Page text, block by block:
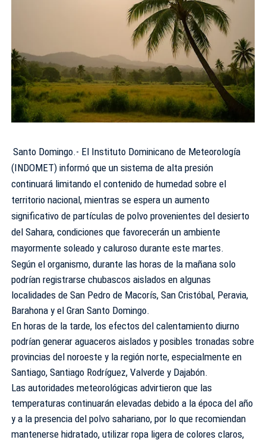
Santo Domingo.- El Instituto Dominicano de Meteorología
(INDOMET) informó que un sistema de alta presión
continuará limitando el contenido de humedad sobre el
territorio nacional, mientras se espera un aumento
significativo de partículas de polvo provenientes del desierto
del Sahara, condiciones que favorecerán un ambiente
mayormente soleado y caluroso durante este martes.
Según el organismo, durante las horas de la mañana solo
podrían registrarse chubascos aislados en algunas
localidades de San Pedro de Macorís, San Cristóbal, Peravia,
Barahona y el Gran Santo Domingo.
En horas de la tarde, los efectos del calentamiento diurno
podrían generar aguaceros aislados y posibles tronadas sobre
provincias del noroeste y la región norte, especialmente en
Santiago, Santiago Rodríguez, Valverde y Dajabón.
Las autoridades meteorológicas advirtieron que las
temperaturas continuarán elevadas debido a la época del año
y a la presencia del polvo sahariano, por lo que recomiendan
mantenerse hidratado, utilizar ropa ligera de colores claros,